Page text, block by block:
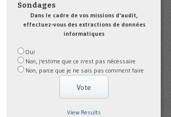
Sondages
Dans le cadre de vos missions d'audit,
effectuez-vous des extractions de données
informatiques
Oui
Non, j'estime que ce n'est pas nécessaire
Non, parce que je ne sais pas comment faire
View Results